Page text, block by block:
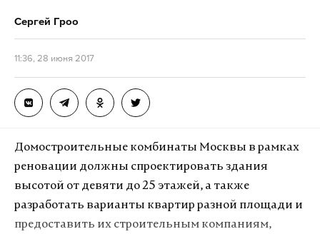
Сергей Гроо
11:36, 28 июня 2017
Домостроительные комбинаты Москвы в рамках
реновации должны спроектировать здания
высотой от девяти до 25 этажей, а также
разработать варианты квартир разной площади и
предоставить их строительным компаниям,